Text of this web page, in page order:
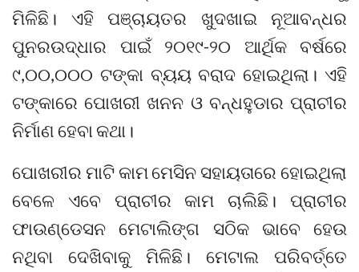
ମିଳିଛି। ଏହି ପଞ୍ଚାୟତର ଖୁଦଖାଇ ନୂଆବନ୍ଧର
ପୁନରଉଦ୍ଧାର ପାଇଁ ୨୦୧୯-୨୦ ଆର୍ଥିକ ବର୍ଷରେ
୯,୦୦,୦୦୦ ଟଙ୍କା ବ୍ୟୟ ବରାଦ ହୋଇଥିଲା। ଏହି
ଟଙ୍କାରେ ପୋଖରୀ ଖନନ ଓ ବନ୍ଧହୁଡାର ପ୍ରାଚୀର
ନିର୍ମାଣ ହେବା କଥା।
ପୋଖରୀର ମାଟି କାମ ମେସିନ ସହାୟତାରେ ହୋଇଥିଲା
ବେଳେ ଏବେ ପ୍ରାଚୀର କାମ ଚାଲିଛି। ପ୍ରାଚୀର
ଫାଉଣ୍ଡେସନ ମେଟାଲିଙ୍ଗ ସଠିକ ଭାବେ ହେଉ
ନଥିବା ଦେଖିବାକୁ ମିଳିଛି। ମେଟାଲ ପରିବର୍ତ୍ତେ